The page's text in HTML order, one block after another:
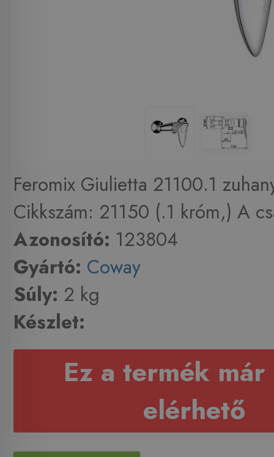
Feromix Giulietta 21100.1
Cikkszám: 21150 (.1 króm,) A
Azonosító: 123804
Gyártó: Coway
Súly: 2 kg
Készlet:
Ez a termék már
elérhető